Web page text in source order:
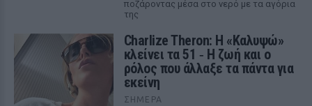
ποζάροντας μέσα στο νερό με τα αγόρια
της
Charlize Theron: Η «Καλυψώ»
κλείνει τα 51 ‑ H ζωή και ο
ρόλος που άλλαξε τα πάντα για
εκείνη
ΣΉΜΕΡΑ